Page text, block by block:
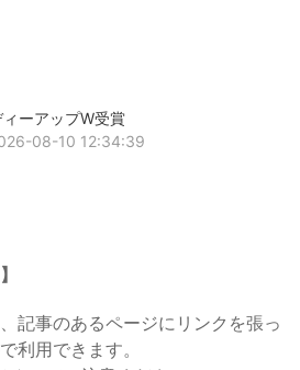
ィーアップW受賞
08-10 12:34:39
記事のあるページにリンクを張っ
利用できます。